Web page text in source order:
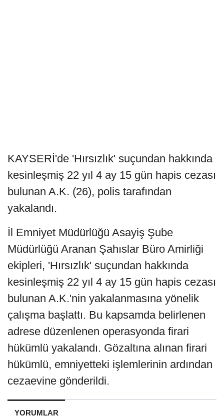
KAYSERİ'de 'Hırsızlık' suçundan hakkında
kesinleşmiş 22 yıl 4 ay 15 gün hapis cezası
bulunan A.K. (26), polis tarafından
yakalandı.
İl Emniyet Müdürlüğü Asayiş Şube
Müdürlüğü Aranan Şahıslar Büro Amirliği
ekipleri, 'Hırsızlık' suçundan hakkında
kesinleşmiş 22 yıl 4 ay 15 gün hapis cezası
bulunan A.K.'nin yakalanmasına yönelik
çalışma başlattı. Bu kapsamda belirlenen
adrese düzenlenen operasyonda firari
hükümlü yakalandı. Gözaltına alınan firari
hükümlü, emniyetteki işlemlerinin ardından
cezaevine gönderildi.
YORUMLAR